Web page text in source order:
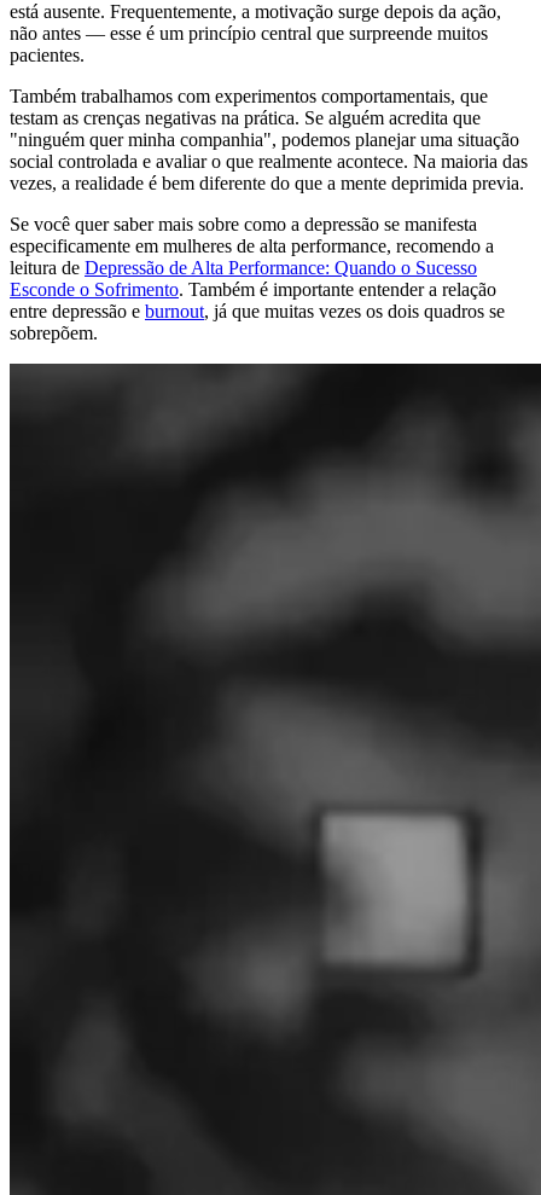
está ausente. Frequentemente, a motivação surge depois da ação,
não antes — esse é um princípio central que surpreende muitos
pacientes.
Também trabalhamos com experimentos comportamentais, que
testam as crenças negativas na prática. Se alguém acredita que
"ninguém quer minha companhia", podemos planejar uma situação
social controlada e avaliar o que realmente acontece. Na maioria das
vezes, a realidade é bem diferente do que a mente deprimida previa.
Se você quer saber mais sobre como a depressão se manifesta
especificamente em mulheres de alta performance, recomendo a
leitura de Depressão de Alta Performance: Quando o Sucesso
Esconde o Sofrimento. Também é importante entender a relação
entre depressão e burnout, já que muitas vezes os dois quadros se
sobrepõem.